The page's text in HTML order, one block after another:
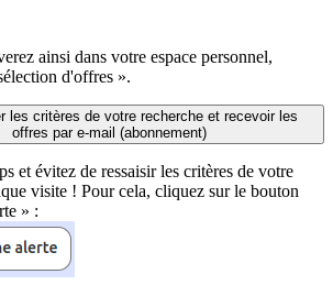
ainsi dans votre espace personnel,
d'offres ».
les critères de votre recherche et recevoir les
offres par e-mail (abonnement)
et évitez de ressaisir les critères de votre
visite ! Pour cela, cliquez sur le bouton
» :